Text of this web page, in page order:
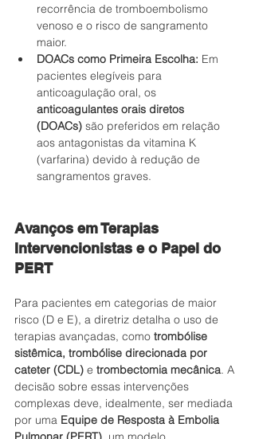
recorrência de tromboembolismo
venoso e o risco de sangramento
maior.
DOACs como Primeira Escolha: Em
pacientes elegíveis para
anticoagulação oral, os
anticoagulantes orais diretos
(DOACs) são preferidos em relação
aos antagonistas da vitamina K
(varfarina) devido à redução de
sangramentos graves.
Avanços em Terapias
Intervencionistas e o Papel do
PERT
Para pacientes em categorias de maior
risco (D e E), a diretriz detalha o uso de
terapias avançadas, como trombólise
sistêmica, trombólise direcionada por
cateter (CDL) e trombectomia mecânica. A
decisão sobre essas intervenções
complexas deve, idealmente, ser mediada
por uma Equipe de Resposta à Embolia